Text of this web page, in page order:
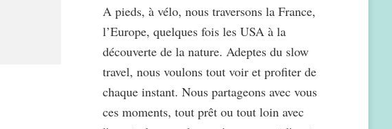
A pieds, à vélo, nous traversons la France,
l’Europe, quelques fois les USA à la
découverte de la nature. Adeptes du slow
travel, nous voulons tout voir et profiter de
chaque instant. Nous partageons avec vous
ces moments, tout prêt ou tout loin avec